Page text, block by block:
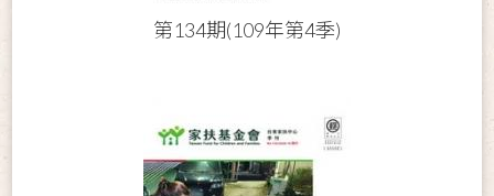
第134期(109年第4季)